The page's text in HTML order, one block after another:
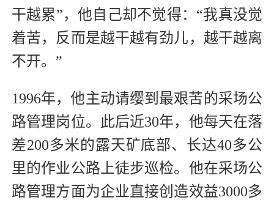
干越累”，他自己却不觉得：“我真没觉
着苦，反而是越干越有劲儿，越干越离
不开。”
1996年，他主动请缨到最艰苦的采场公
路管理岗位。此后近30年，他每天在落
差200多米的露天矿底部、长达40多公
里的作业公路上徒步巡检。他在采场公
路管理方面为企业直接创造效益3000多